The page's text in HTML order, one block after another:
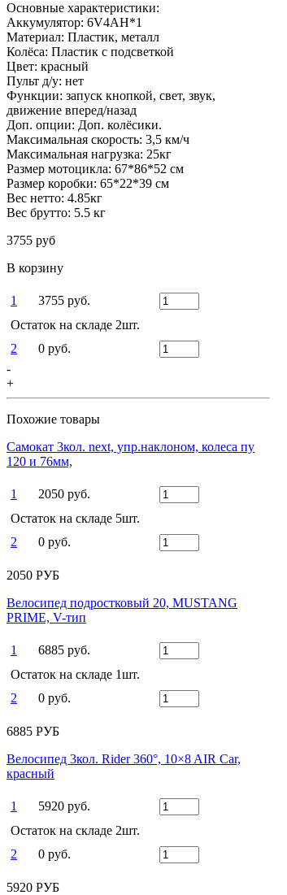
Основные характеристики:
Аккумулятор: 6V4AH*1
Материал: Пластик, металл
Колёса: Пластик с подсветкой
Цвет: красный
Пульт д/у: нет
Функции: запуск кнопкой, свет, звук,
движение вперед/назад
Доп. опции: Доп. колёсики.
Максимальная скорость: 3,5 км/ч
Максимальная нагрузка: 25кг
Размер мотоцикла: 67*86*52 см
Размер коробки: 65*22*39 см
Вес нетто: 4.85кг
Вес брутто: 5.5 кг
3755 руб
В корзину
1
3755 руб.
Остаток на складе 2шт.
2
0 руб.
-
+
Похожие товары
Самокат 3кол. next, упр.наклоном, колеса пу
120 и 76мм,
1
2050 руб.
Остаток на складе 5шт.
2
0 руб.
2050 РУБ
Велосипед подростковый 20, MUSTANG
PRIME, V-тип
1
6885 руб.
Остаток на складе 1шт.
2
0 руб.
6885 РУБ
Велосипед 3кол. Rider 360°, 10×8 AIR Car,
красный
1
5920 руб.
Остаток на складе 2шт.
2
0 руб.
5920 РУБ